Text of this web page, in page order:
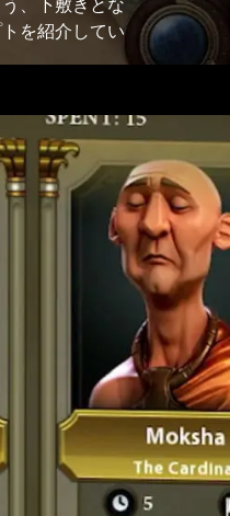
、下敷きとな
を紹介してい